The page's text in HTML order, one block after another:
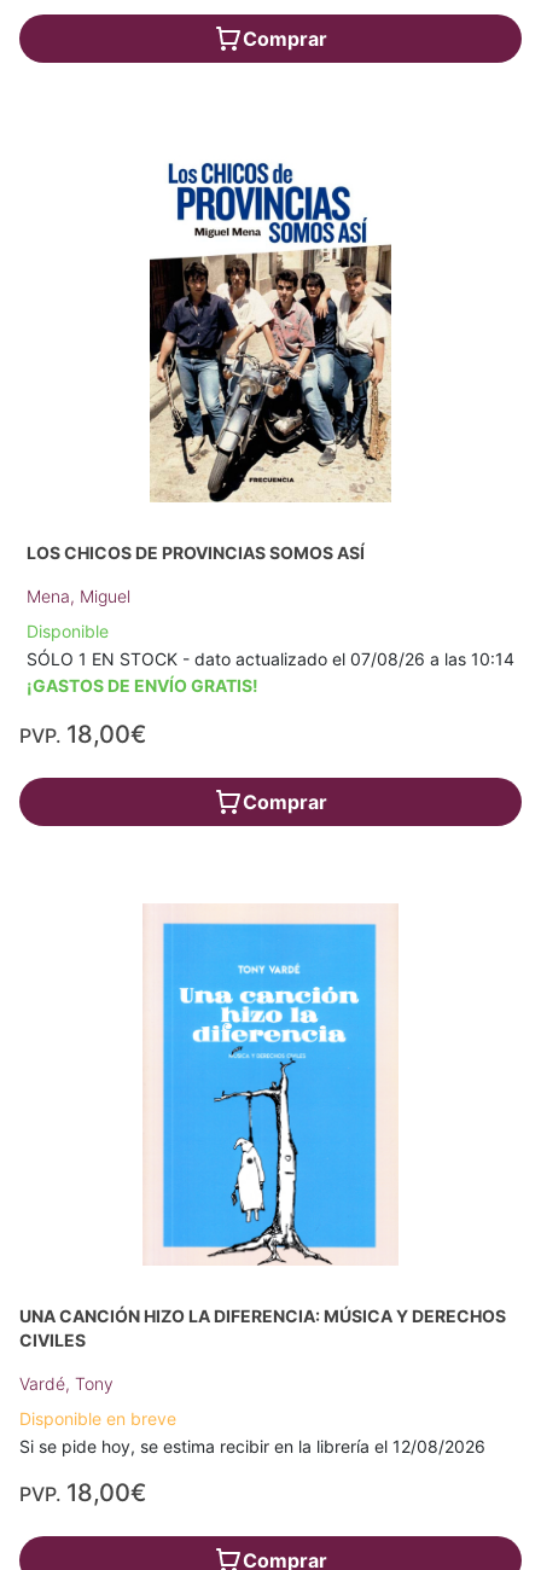
Comprar
LOS CHICOS DE PROVINCIAS SOMOS ASÍ
Mena, Miguel
Disponible
SÓLO 1 EN STOCK - dato actualizado el 07/08/26 a las 10:14
¡GASTOS DE ENVÍO GRATIS!
PVP. 18,00€
Comprar
UNA CANCIÓN HIZO LA DIFERENCIA: MÚSICA Y DERECHOS
CIVILES
Vardé, Tony
Disponible en breve
Si se pide hoy, se estima recibir en la librería el 12/08/2026
PVP. 18,00€
Comprar